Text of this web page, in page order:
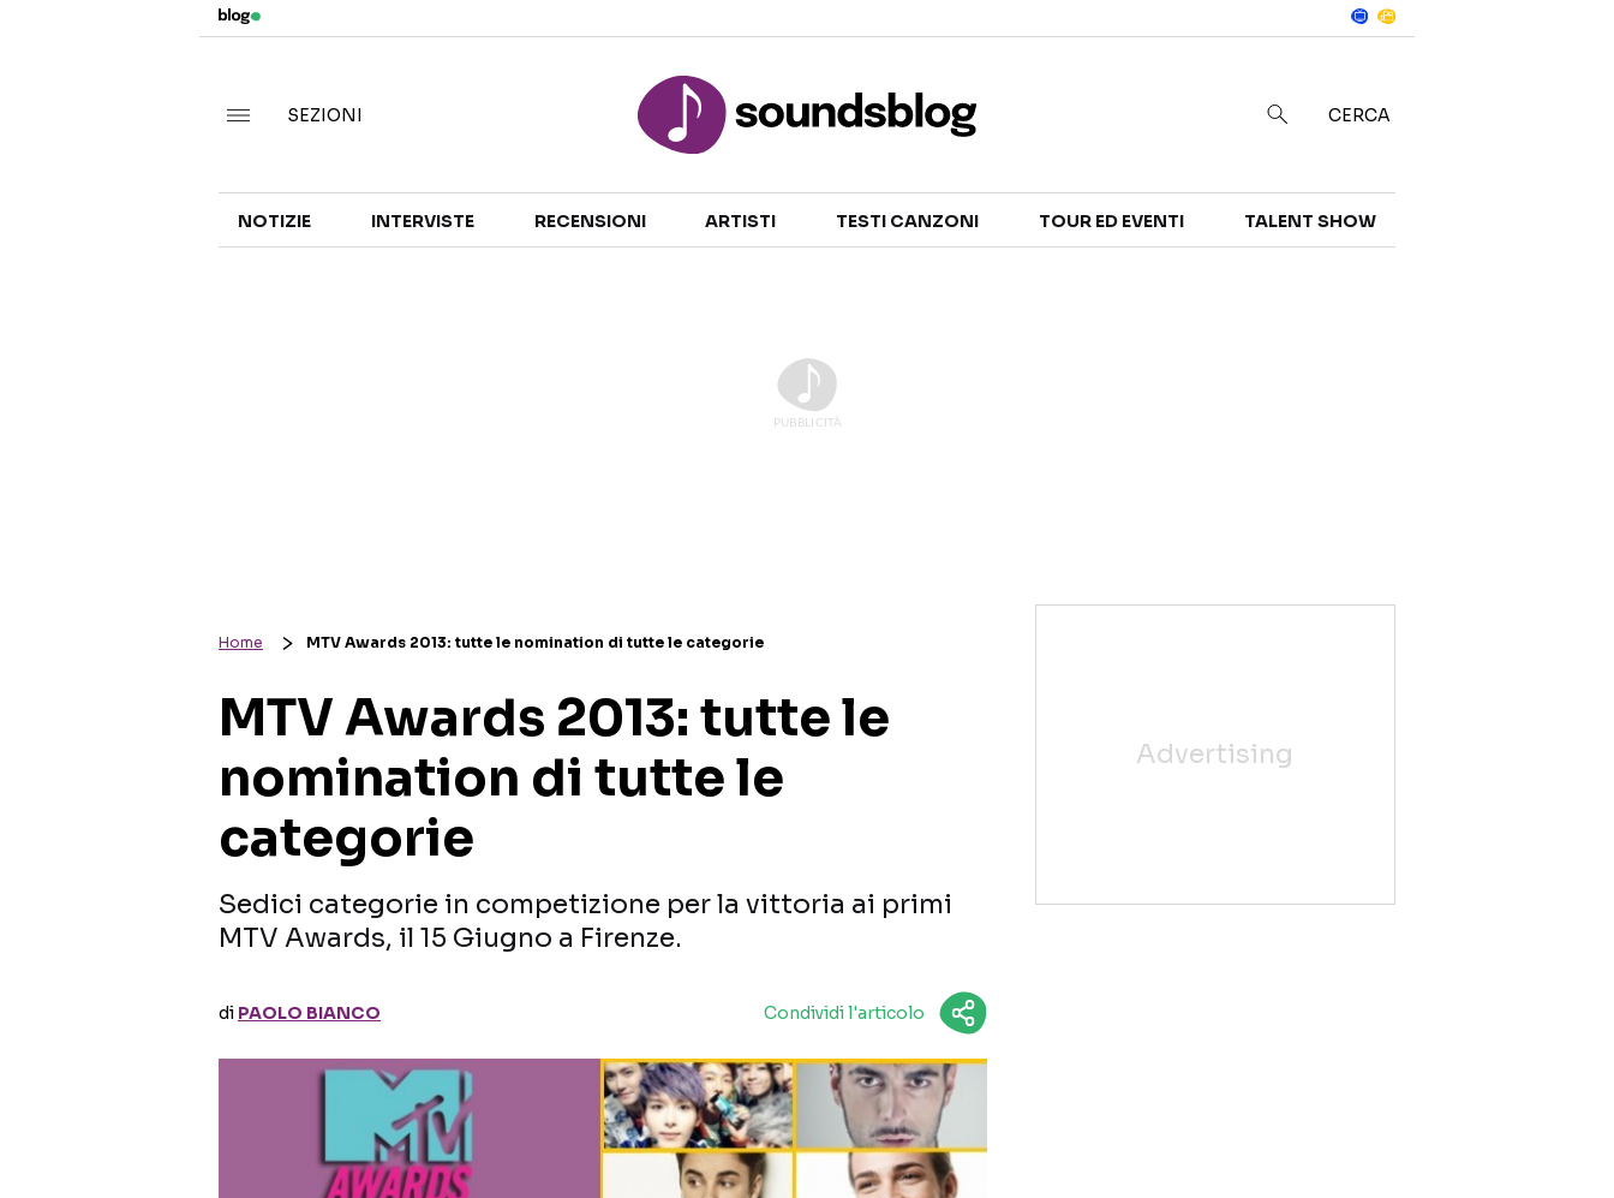
TALENT SHOW
SEZIONI CERCA
NOTIZIE INTERVISTE RECENSIONI ARTISTI TESTI CANZONI TOUR ED EVENTI TALENT SHOW
Home MTV Awards 2013: tutte le nomination di tutte le categorie
MTV Awards 2013: tutte le
nomination di tutte le
categorie
Sedici categorie in competizione per la vittoria ai primi
MTV Awards, il 15 Giugno a Firenze.
di PAOLO BIANCO Condividi l'articolo